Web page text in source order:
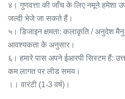
४। गुणवत्ता की जाँच के लिए नमूने हमेशा
जल्दी भेजे जा सकते हैं।
५। डिजाइन क्षमता: कलाकृति / अनुदेश
आवश्यकता के अनुसार।
६। हमारे पास अपने ईआरपी सिस्टम हैं:
कम लागत पर लीड समय।
।। वारंटी (1-3 वर्ष)।